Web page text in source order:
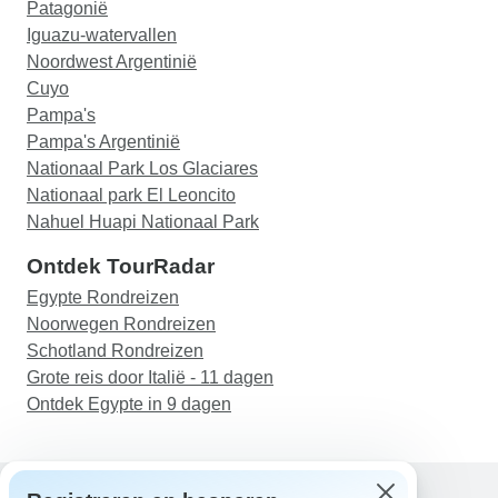
betrouwbare chauffeurs. De hotels waren
uitstekend - nieuw, schoon, warm, met geweldig
ontbijt en overdekte zwembaden. Het Beagle
Canal Hotel in Ushuaia verdient een speciale
vermelding voor de fantastische locatie in het
centrum. Een onvergetelijke ervaring, dankzij de
uitstekende ondersteuning tijdens de hele reis.
Patagonië
Iguazu-watervallen
Noordwest Argentinië
Cuyo
Pampa's
Pampa's Argentinië
Nationaal Park Los Glaciares
Nationaal park El Leoncito
Nahuel Huapi Nationaal Park
Ontdek TourRadar
Egypte Rondreizen
Noorwegen Rondreizen
Schotland Rondreizen
Grote reis door Italië - 11 dagen
Ontdek Egypte in 9 dagen